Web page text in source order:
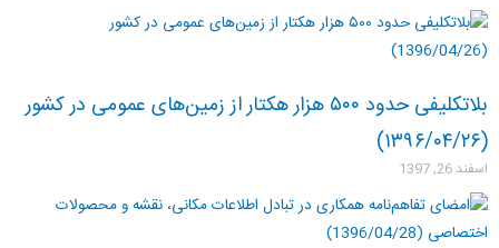
بلاتکلیفی حدود ۵۰۰ هزار هکتار از زمین‌های عمومی در کشور
(۱۳۹۶/۰۴/۲۶)
اسفند 26, 1397